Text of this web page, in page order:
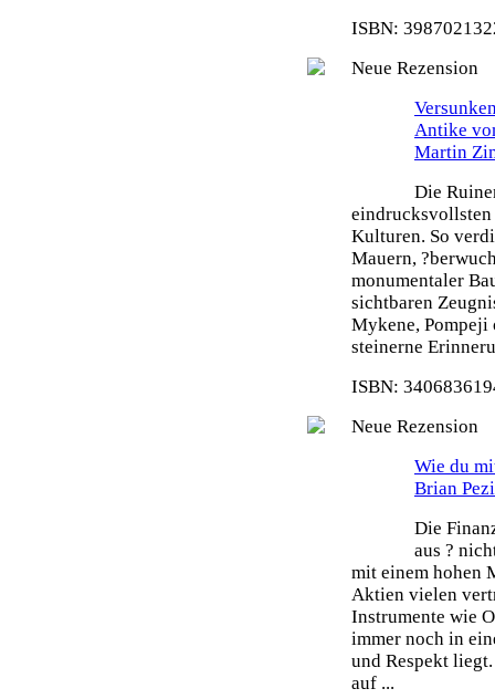
ISBN:
Neue Rezension
Antike
Martin
Die
eindrucksvollsten
Kulturen. So
Mauern,
monumentaler
sichtbaren
Mykene, Pompeji
steinerne
ISBN:
Neue Rezension
Wie du
Brian
Die
aus ?
mit einem hohen
Aktien vielen
Instrumente wie
immer noch in
und Respekt
auf ...